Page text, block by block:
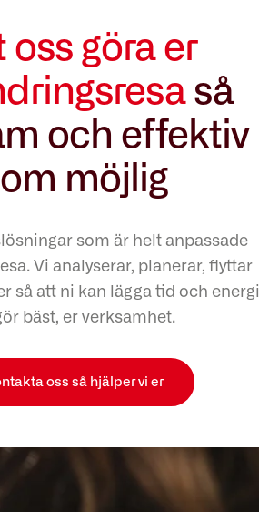
oss göra er
så
och effektiv
möjlig
som är helt anpassade
Vi analyserar, planerar, flyttar
så att ni kan lägga tid och energi
bäst, er verksamhet.
oss så hjälper vi er